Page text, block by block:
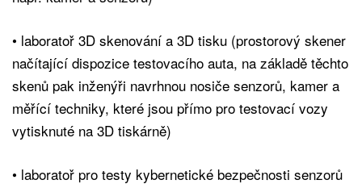
• laboratoř 3D skenování a 3D tisku (prostorový skener
načítající dispozice testovacího auta, na základě těchto
skenů pak inženýři navrhnou nosiče senzorů, kamer a
měřící techniky, které jsou přímo pro testovací vozy
vytisknuté na 3D tiskárně)
• laboratoř pro testy kybernetické bezpečnosti senzorů